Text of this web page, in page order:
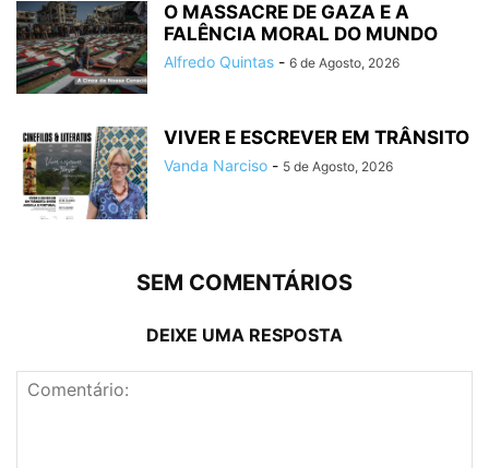
O MASSACRE DE GAZA E A
FALÊNCIA MORAL DO MUNDO
Alfredo Quintas - 6 de Agosto, 2026
VIVER E ESCREVER EM TRÂNSITO
Vanda Narciso - 5 de Agosto, 2026
SEM COMENTÁRIOS
DEIXE UMA RESPOSTA